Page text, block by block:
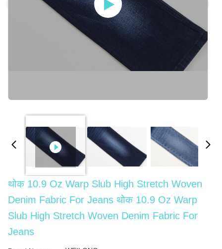
थोक 10.9 Oz Warp Slub High Stretch Woven
Denim Fabric For Jeans थोक 10.9 Oz Warp
Slub High Stretch Woven Denim Fabric For
Jeans